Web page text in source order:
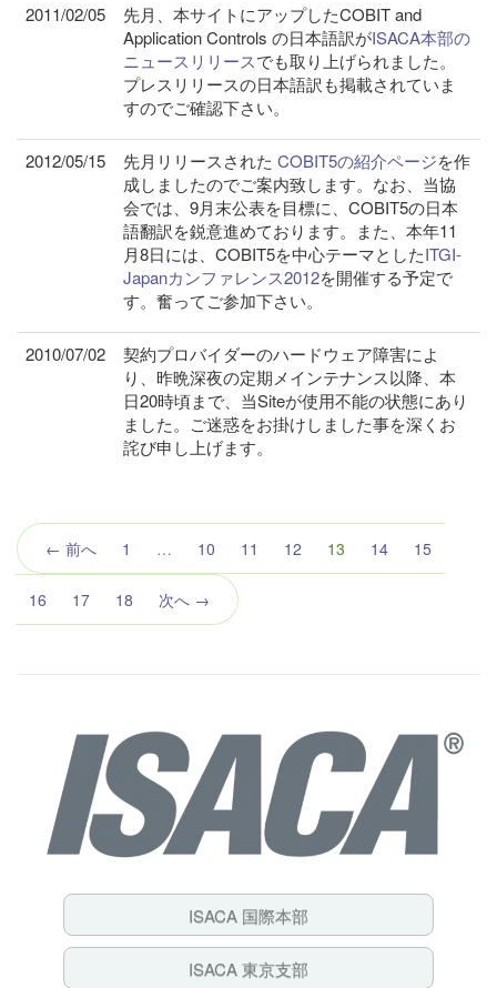
2011/02/05
先月、本サイトにアップしたCOBIT and
Application Controls の日本語訳がISACA本部の
ニュースリリースでも取り上げられました。
プレスリリースの日本語訳も掲載されていま
すのでご確認下さい。
2012/05/15 先月リリースされた COBIT5の紹介ページを作
成しましたのでご案内致します。なお、当協
会では、9月末公表を目標に、COBIT5の日本
語翻訳を鋭意進めております。また、本年11
月8日には、COBIT5を中心テーマとしたITGI-
Japanカンファレンス2012を開催する予定で
す。奮ってご参加下さい。
2010/07/02
契約プロバイダーのハードウェア障害によ
り、昨晩深夜の定期メインテナンス以降、本
日20時頃まで、当Siteが使用不能の状態にあり
ました。ご迷惑をお掛けしました事を深くお
詫び申し上げます。
← 前へ 1 … 10 11 12 13 （こ
の
14 15
16 17 18 次へ →
ISACA 国際本部
ISACA 東京支部